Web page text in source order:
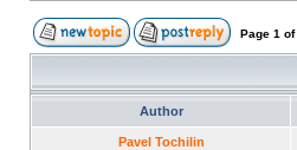
Page 1 of
Author
Pavel Tochilin